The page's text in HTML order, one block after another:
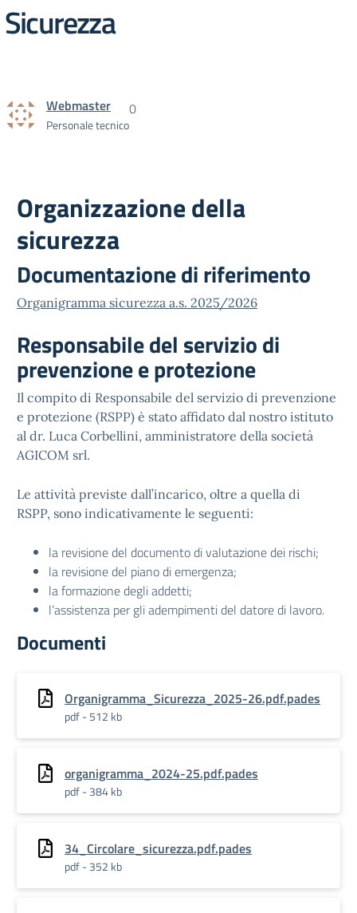
Sicurezza
Webmaster
Personale tecnico
0
Organizzazione della
sicurezza
Documentazione di riferimento
Organigramma sicurezza a.s. 2025/2026
Responsabile del servizio di
prevenzione e protezione
Il compito di Responsabile del servizio di prevenzione
e protezione (RSPP) è stato affidato dal nostro istituto
al dr. Luca Corbellini, amministratore della società
AGICOM srl.
Le attività previste dall’incarico, oltre a quella di
RSPP, sono indicativamente le seguenti:
la revisione del documento di valutazione dei rischi;
la revisione del piano di emergenza;
la formazione degli addetti;
l’assistenza per gli adempimenti del datore di lavoro.
Documenti
Organigramma_Sicurezza_2025-26.pdf.pades
pdf - 512 kb
organigramma_2024-25.pdf.pades
pdf - 384 kb
34_Circolare_sicurezza.pdf.pades
pdf - 352 kb